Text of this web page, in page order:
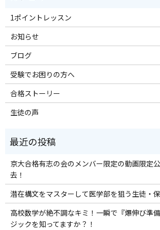
1ポイントレッスン
お知らせ
ブログ
受験でお困りの方へ
合格ストーリー
生徒の声
京大合格有志の会のメンバー限定の動画限定
去！
潜在構文をマスターして医学部を狙う生徒・
高校数学が絶不調なキミ！一瞬で『爆伸び準
ジックを知ってますか？！